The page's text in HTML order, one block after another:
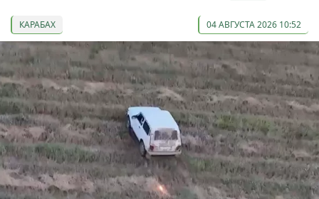
КАРАБАХ 04 АВГУСТА 2026 10:52